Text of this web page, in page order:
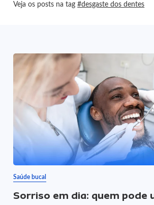
Veja os posts na tag#desgaste dos dentes
Saúde bucal
Sorriso em dia: quem pode